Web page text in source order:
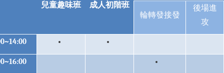
兒童趣味班 成人初階班
輪轉發接發
後場進
攻